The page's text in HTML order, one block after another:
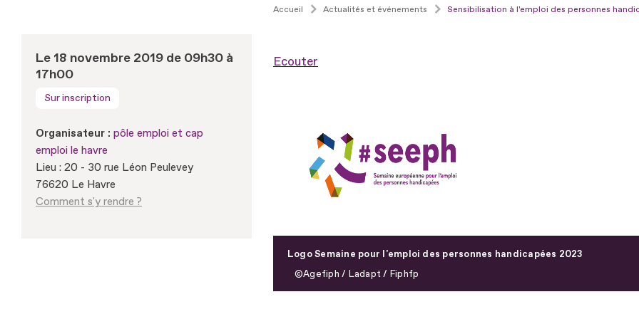
Accueil Actualités et événements Sensibilisation à l'emploi des personnes
Le 18 novembre 2019 de 09h30 à
17h00
Sur inscription
Organisateur : pôle emploi et cap
emploi le havre
Lieu : 20 - 30 rue Léon Peulevey
76620 Le Havre
Comment s'y rendre ?
Ecouter
Logo Semaine pour l'emploi des personnes handicapées 2023
Agefiph / Ladapt / Fiphfp